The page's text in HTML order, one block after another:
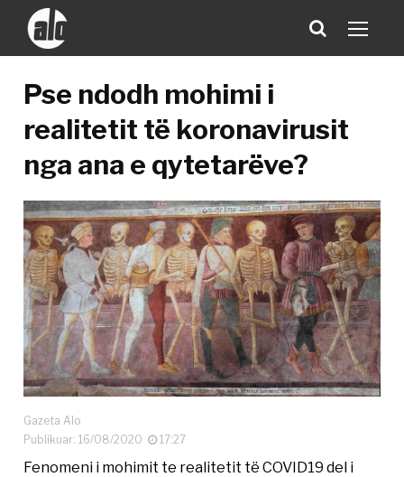
Pse ndodh mohimi i
realitetit të koronavirusit
nga ana e qytetarëve?
Gazeta Alo
Publikuar: 16/08/2020
17:27
Fenomeni i mohimit te realitetit të COVID19 del i